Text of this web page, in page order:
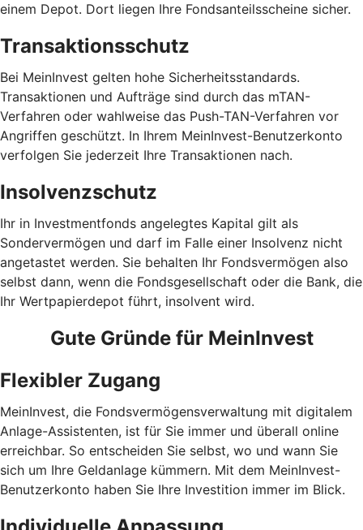
einem Depot. Dort liegen Ihre Fondsanteilsscheine sicher.
Transaktionsschutz
Bei MeinInvest gelten hohe Sicherheitsstandards.
Transaktionen und Aufträge sind durch das mTAN-
Verfahren oder wahlweise das Push-TAN-Verfahren vor
Angriffen geschützt. In Ihrem MeinInvest-Benutzerkonto
verfolgen Sie jederzeit Ihre Transaktionen nach.
Insolvenzschutz
Ihr in Investmentfonds angelegtes Kapital gilt als
Sondervermögen und darf im Falle einer Insolvenz nicht
angetastet werden. Sie behalten Ihr Fondsvermögen also
selbst dann, wenn die Fondsgesellschaft oder die Bank, die
Ihr Wertpapierdepot führt, insolvent wird.
Gute Gründe für MeinInvest
Flexibler Zugang
MeinInvest, die Fondsvermögensverwaltung mit digitalem
Anlage-Assistenten, ist für Sie immer und überall online
erreichbar. So entscheiden Sie selbst, wo und wann Sie
sich um Ihre Geldanlage kümmern. Mit dem MeinInvest-
Benutzerkonto haben Sie Ihre Investition immer im Blick.